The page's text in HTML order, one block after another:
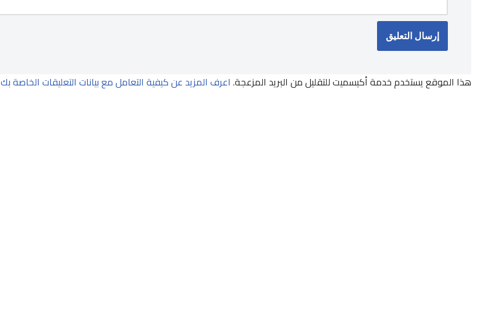
هذا الموقع يستخدم خدمة أكيسميت للتقليل من البريد المزعجة. اعرف المزيد عن كيفية التعامل مع بيانات التعليقات الخاصة بك processed